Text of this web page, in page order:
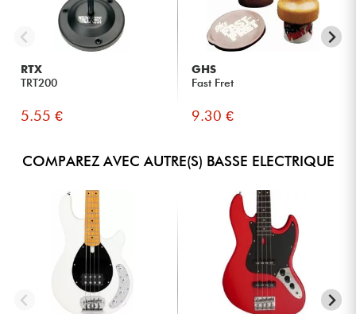
RTX
TRT200
5.55 €
GHS
Fast Fret
9.30 €
COMPAREZ AVEC AUTRE(S) BASSE ELECTRIQUE